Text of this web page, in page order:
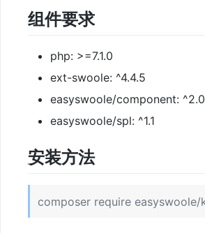
新
与
开
始
免
组件要求
php: >=7.1.0
ext-swoole: ^4.4.5
easyswoole/component: ^2.0
easyswoole/spl: ^1.1
安装方法
composer require easyswoole/